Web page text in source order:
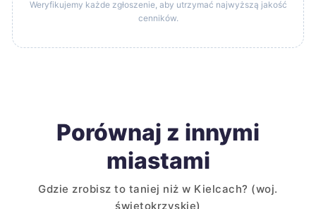
Weryfikujemy każde zgłoszenie, aby utrzymać najwyższą jakość
cenników.
Porównaj z innymi
miastami
Gdzie zrobisz to taniej niż w Kielcach? (woj.
świętokrzyskie)